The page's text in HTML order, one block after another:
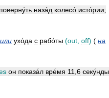
поверну́ть наза́д колесо́ исто́рии;
или ухо́да с рабо́ты (out off) ( на
он показа́л вре́мя 11 6 секу́нды